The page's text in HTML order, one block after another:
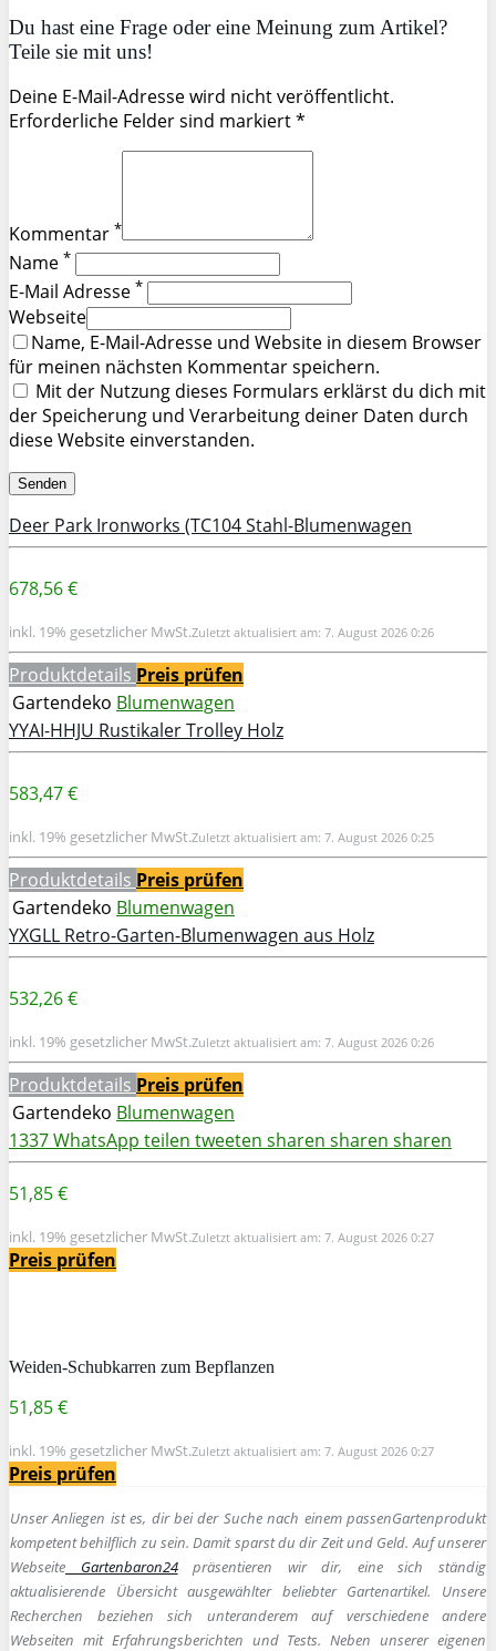
Du hast eine Frage oder eine Meinung zum Artikel?
Teile sie mit uns!
Deine E-Mail-Adresse wird nicht veröffentlicht.
Erforderliche Felder sind markiert *
Kommentar *
Name *
E-Mail Adresse *
Webseite
Name, E-Mail-Adresse und Website in diesem Browser
für meinen nächsten Kommentar speichern.
Mit der Nutzung dieses Formulars erklärst du dich mit
der Speicherung und Verarbeitung deiner Daten durch
diese Website einverstanden.
Deer Park Ironworks (TC104 Stahl-Blumenwagen
678,56 €
inkl. 19% gesetzlicher MwSt.Zuletzt aktualisiert am: 7. August 2026 0:26
Produktdetails Preis prüfen
Gartendeko Blumenwagen
YYAI-HHJU Rustikaler Trolley Holz
583,47 €
inkl. 19% gesetzlicher MwSt.Zuletzt aktualisiert am: 7. August 2026 0:25
Produktdetails Preis prüfen
Gartendeko Blumenwagen
YXGLL Retro-Garten-Blumenwagen aus Holz
532,26 €
inkl. 19% gesetzlicher MwSt.Zuletzt aktualisiert am: 7. August 2026 0:26
Produktdetails Preis prüfen
Gartendeko Blumenwagen
1337WhatsApp teilen tweeten sharen sharen sharen
51,85 €
inkl. 19% gesetzlicher MwSt.Zuletzt aktualisiert am: 7. August 2026 0:27
Preis prüfen
Weiden-Schubkarren zum Bepflanzen
51,85 €
inkl. 19% gesetzlicher MwSt.Zuletzt aktualisiert am: 7. August 2026 0:27
Preis prüfen
Unser Anliegen ist es, dir bei der Suche nach einem passenGartenprodukt
kompetent behilflich zu sein.Damit sparst du dir Zeit und Geld. Auf unserer
Webseite Gartenbaron24präsentieren wir dir, eine sich ständig
aktualisierende Übersicht ausgewählter beliebter Gartenartikel. Unsere
Recherchen beziehen sich unteranderem auf verschiedene andere
Webseiten mit Erfahrungsberichten und Tests. Neben unserer eigenen